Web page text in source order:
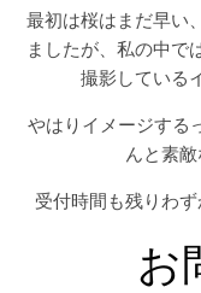
最初は桜はまだ早い
ましたが、私の中で
撮影している
やはりイメージする
んと素敵
受付時間も残りわ
お